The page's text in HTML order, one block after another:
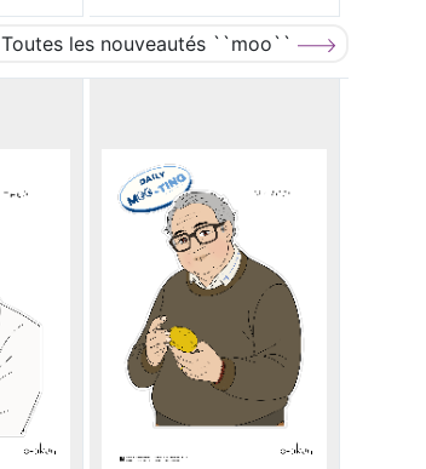
Toutes les nouveautés ``moo``